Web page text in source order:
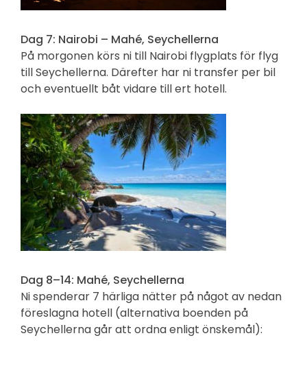
Dag 7: Nairobi – Mahé, Seychellerna
På morgonen körs ni till Nairobi flygplats för flyg
till Seychellerna. Därefter har ni transfer per bil
och eventuellt båt vidare till ert hotell.
Dag 8–14: Mahé, Seychellerna
Ni spenderar 7 härliga nätter på något av nedan
föreslagna hotell (alternativa boenden på
Seychellerna går att ordna enligt önskemål):